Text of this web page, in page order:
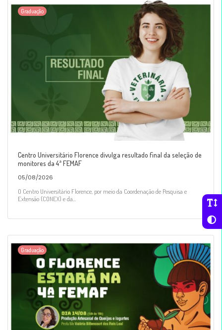
Graduação
Centro Universitário Florence divulga resultado final da seleção de
monitores da 4ª FEMAF
05/08/2026
O Centro Universitário Florence, por meio da Coordenação de Pesquisa e
Extensão (CONEX) e da...
Graduação